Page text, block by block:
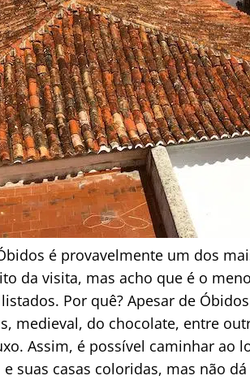
é provavelmente um dos
da visita, mas acho que é o
Por quê? Apesar de
medieval, do chocolate, entre
Assim, é possível caminhar ao
e suas casas coloridas, mas não